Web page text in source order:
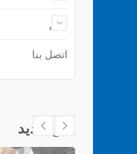
دعم
اتصل بنا
منتج جديد